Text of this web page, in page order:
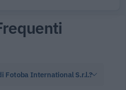
Fotoba International S.r.l.?